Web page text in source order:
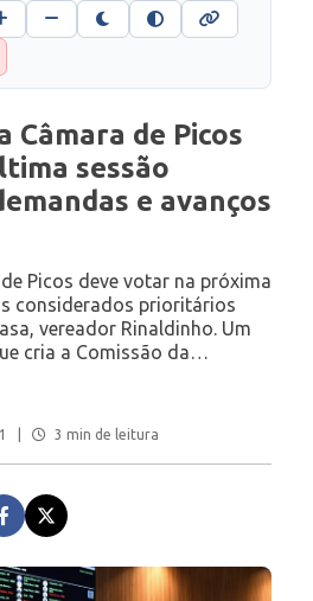
Câmara de Picos
sessão
e avanços
Picos deve votar na próxima
considerados prioritários
vereador Rinaldinho. Um
cria a Comissão da…
3 min de leitura